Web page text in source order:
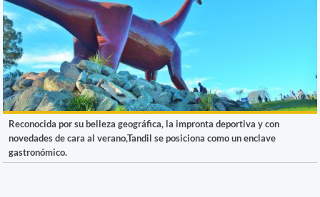
Reconocida por su belleza geográfica, la impronta deportiva y con
novedades de cara al verano,Tandil se posiciona como un enclave
gastronómico.